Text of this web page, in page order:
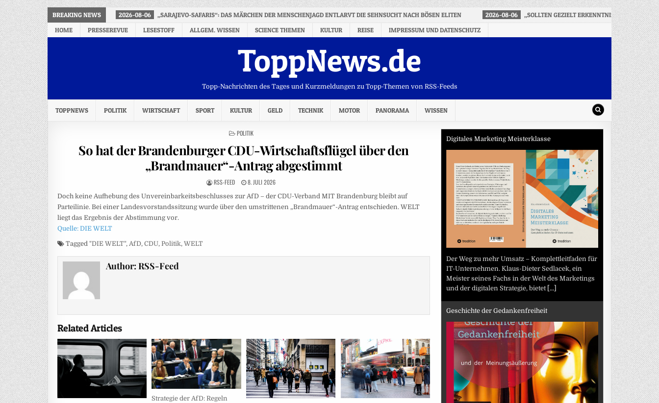
BREAKING NEWS 2026-08-06 „SARAJEVO-SAFARIS“: DAS MÄRCHEN DER MENSCHENJAGD ENTLARVT DIE SEHNSUCHT NACH BÖSEN ELITEN 2026-08-06
„SOLLTEN GEZIELT ERKENNTNISSE AUS DER
HOME
PRESSEREVUE LESESTOFF ALLGEM. WISSEN SCIENCE THEMEN KULTUR REISE IMPRESSUM UND DATENSCHUTZ
ToppNews.de
Topp-Nachrichten des Tages und Kurzmeldungen zu Topp-Themen von RSS-Feeds
TOPPNEWS POLITIK WIRTSCHAFT SPORT KULTUR GELD TECHNIK MOTOR PANORAMA WISSEN
POSTED
POLITIK
So hat der Brandenburger CDU-Wirtschaftsflügel über den
„Brandmauer“-Antrag abgestimmt
RSS-FEED 8. JULI 2026
Doch keine Aufhebung des Unvereinbarkeitsbeschlusses zur AfD – der CDU-Verband MIT Brandenburg bleibt auf
Parteilinie. Bei einer Landesvorstandssitzung wurde über den umstrittenen „Brandmauer“-Antrag entschieden. WELT
liegt das Ergebnis der Abstimmung vor.
Quelle: DIE WELT
Tagged "DIE WELT", AfD, CDU, Politik, WELT
Author:RSS-Feed
Related Articles
Strategie der AfD: Regeln
Digitales Marketing Meisterklasse
Der Weg zu mehr Umsatz – Komplettleitfaden für
IT-Unternehmen. Klaus-Dieter Sedlacek, ein
Meister seines Fachs in der Welt des Marketings
und der digitalen Strategie, bietet [...]
Geschichte der Gedankenfreiheit